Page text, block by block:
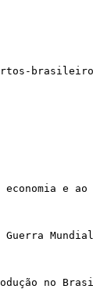
economia e
no